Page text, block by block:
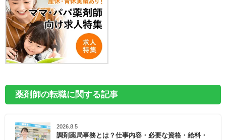
薬剤師の転職に関する記事
2026.8.5
調剤薬局事務とは？仕事内容・必要な資格・給料・